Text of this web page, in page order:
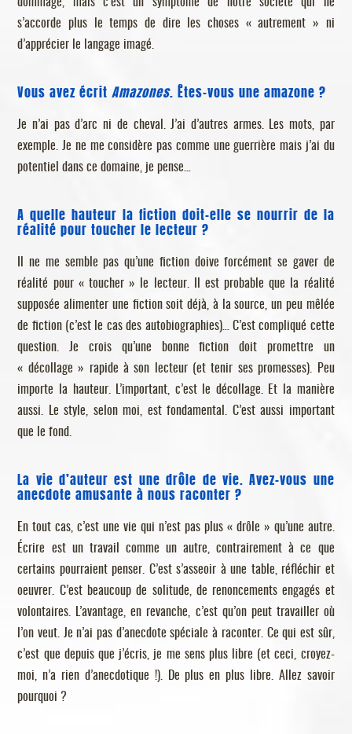
s’accorde plus le temps de dire les choses « autrement » ni
d’apprécier le langage imagé.
Vous avez écritAmazones. Êtes-vous une amazone ?
Je n’ai pas d’arc ni de cheval. J’ai d’autres armes. Les mots, par
exemple. Je ne me considère pas comme une guerrière mais j’ai du
potentiel dans ce domaine, je pense…
A quelle hauteur la fiction doit-elle se nourrir de la
réalité pour toucher le lecteur ?
Il ne me semble pas qu’une fiction doive forcément se gaver de
réalité pour « toucher » le lecteur. Il est probable que la réalité
supposée alimenter une fiction soit déjà, à la source, un peu mêlée
de fiction (c’est le cas des autobiographies)… C’est compliqué cette
question. Je crois qu’une bonne fiction doit promettre un
« décollage » rapide à son lecteur (et tenir ses promesses). Peu
importe la hauteur. L’important, c’est le décollage. Et la manière
aussi. Le style, selon moi, est fondamental. C’est aussi important
que le fond.
La vie d’auteur est une drôle de vie. Avez-vous une
anecdote amusante à nous raconter ?
En tout cas, c’est une vie qui n’est pas plus « drôle » qu’une autre.
Écrire est un travail comme un autre, contrairement à ce que
certains pourraient penser. C’est s’asseoir à une table, réfléchir et
oeuvrer. C’est beaucoup de solitude, de renoncements engagés et
volontaires. L’avantage, en revanche, c’est qu’on peut travailler où
l’on veut. Je n’ai pas d’anecdote spéciale à raconter. Ce qui est sûr,
c’est que depuis que j’écris, je me sens plus libre (et ceci, croyez-
moi, n’a rien d’anecdotique !). De plus en plus libre. Allez savoir
pourquoi ?